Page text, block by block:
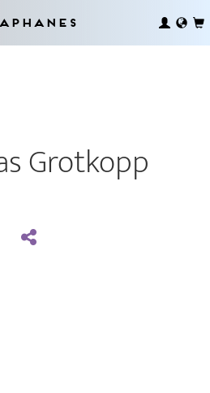
Grotkopp